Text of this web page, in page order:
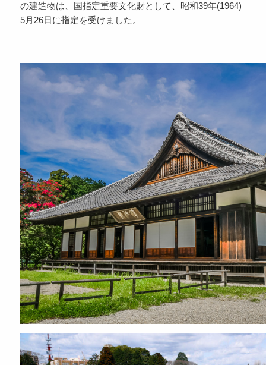
の建造物は、国指定重要文化財として、昭和39年(1964)
5月26日に指定を受けました。